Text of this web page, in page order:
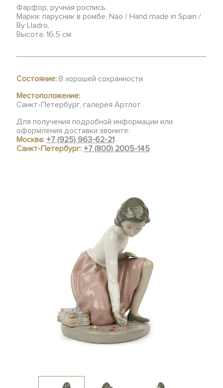
Фарфор, ручная роспись.
Марки: парусник в ромбе, Nao / Hand made in Spain /
By Lladro.
Высота: 16,5 см
Состояние: В хорошей сохранности
Местоположение:
Санкт-Петербург, галерея Артлот
Для получения подробной информации или
оформления доставки звоните:
Москва:+7 (925) 963-62-21
Санкт-Петербург:+7 (800) 2005-145